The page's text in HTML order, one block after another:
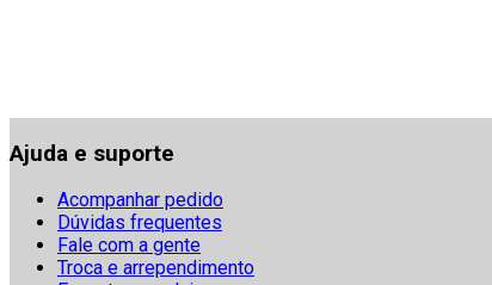
Ajuda e suporte
Acompanhar pedido
Dúvidas frequentes
Fale com a gente
Troca e arrependimento